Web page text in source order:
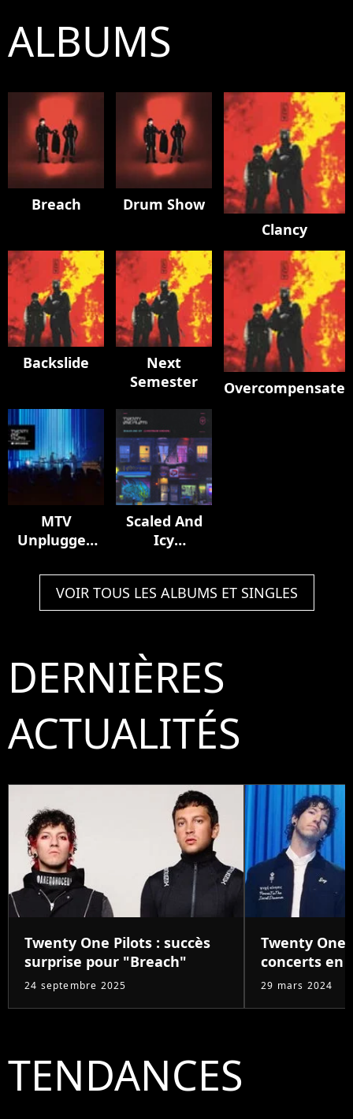
ALBUMS
Breach
Drum Show
Clancy
Backslide
Next
Semester
Overcompensate
MTV
Unplugged
Scaled And
Icy
Version)
VOIR TOUS LES ALBUMS ET SINGLES
DERNIÈRES
ACTUALITÉS
Twenty One Pilots : succès
surprise pour "Breach"
24 septembre 2025
Twenty One
concerts en
29 mars 2024
TENDANCES